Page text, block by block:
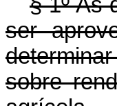
ser
sobre